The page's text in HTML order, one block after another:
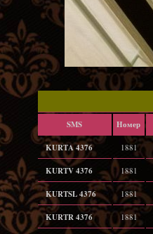
SMS Hомер
KURTA 4376 1881
KURTV 4376 1881
KURTSL 4376 1881
KURTR 4376 1881